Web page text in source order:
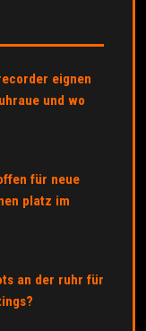
eignen
und wo
für neue
platz im
an der ruhr für